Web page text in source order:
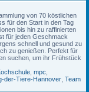
von 70 köstlichen
für den Start in den Tag
bis hin zu raffinierten
für jeden Geschmack
schnell und gesund zu
zu genießen. Perfekt für
suchen, um ihr Frühstück
mpc
der-Tiere-Hannover Team